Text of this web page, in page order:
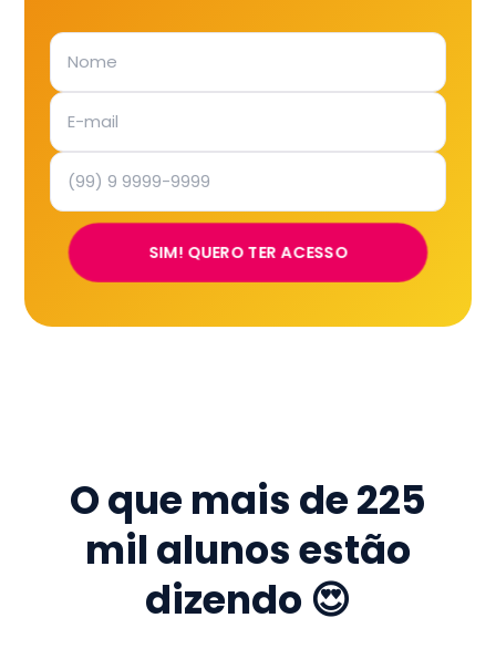
SIM! QUERO TER ACESSO
O que mais de225
mil alunos estão
dizendo 😍